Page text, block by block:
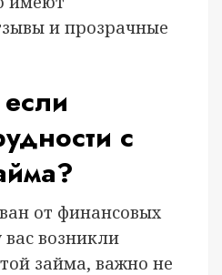
и прозрачные
с
от финансовых
вас возникли
займа, важно не